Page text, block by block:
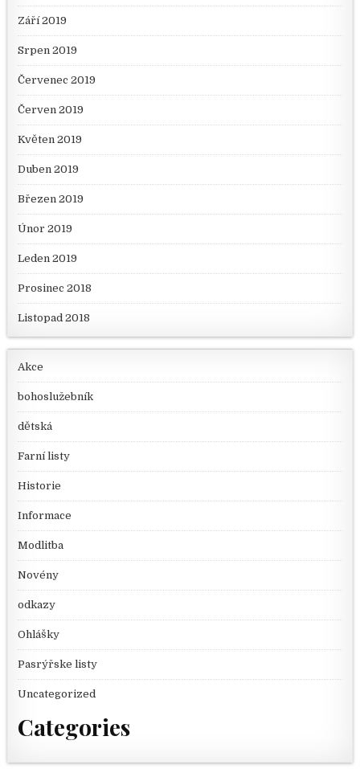
Září 2019
Srpen 2019
Červenec 2019
Červen 2019
Květen 2019
Duben 2019
Březen 2019
Únor 2019
Leden 2019
Prosinec 2018
Listopad 2018
Akce
bohoslužebník
dětská
Farní listy
Historie
Informace
Modlitba
Novény
odkazy
Ohlášky
Pasrýřske listy
Uncategorized
Categories